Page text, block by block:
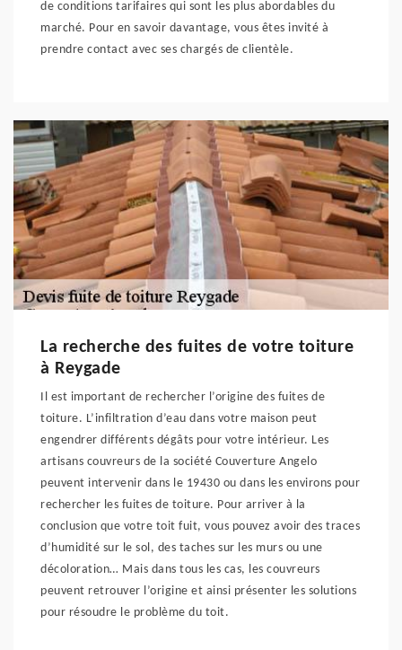
de conditions tarifaires qui sont les plus abordables du
marché. Pour en savoir davantage, vous êtes invité à
prendre contact avec ses chargés de clientèle.
La recherche des fuites de votre toiture
à Reygade
Il est important de rechercher l’origine des fuites de
toiture. L’infiltration d’eau dans votre maison peut
engendrer différents dégâts pour votre intérieur. Les
artisans couvreurs de la société Couverture Angelo
peuvent intervenir dans le 19430 ou dans les environs pour
rechercher les fuites de toiture. Pour arriver à la
conclusion que votre toit fuit, vous pouvez avoir des traces
d’humidité sur le sol, des taches sur les murs ou une
décoloration… Mais dans tous les cas, les couvreurs
peuvent retrouver l’origine et ainsi présenter les solutions
pour résoudre le problème du toit.